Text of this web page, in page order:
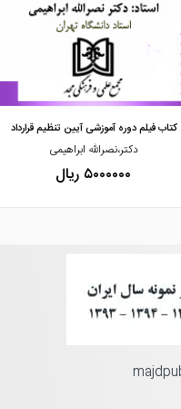
مشاهده و خرید
کتاب فیلم دوره آموزشی آیین تنظیم قرارداد
دکتر،نصرالله ابراهیمی
۵۰۰۰۰۰۰ ریال